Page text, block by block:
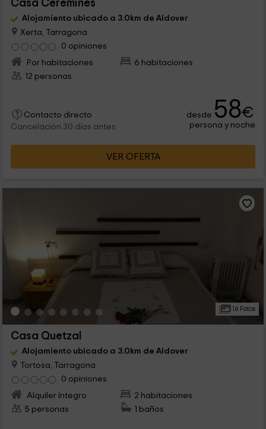
Casa Ceremines
Alojamiento ubicado a 3.0km de Aldover
Xerta, Tarragona
0 opiniones
Por habitaciones
6 habitaciones
12 personas
Contacto directo
Cancelación 30 días antes
desde 58€
persona y noche
VER OFERTA
16 Fotos
Casa Quetzal
Alojamiento ubicado a 3.0km de Aldover
Tortosa, Tarragona
0 opiniones
Alquiler íntegro
2 habitaciones
5 personas
1 baños